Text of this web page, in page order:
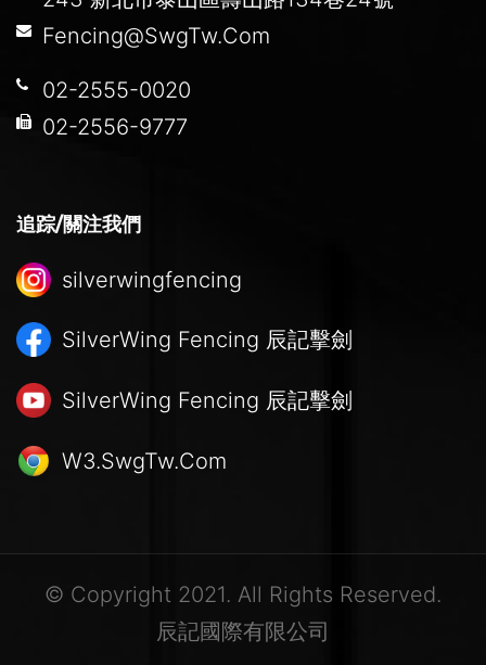
Fencing@SwgTw.Com
02-2555-0020
02-2556-9777
追踪/關注我們
silverwingfencing
SilverWing Fencing 辰記擊劍
SilverWing Fencing 辰記擊劍
W3.SwgTw.Com
© Copyright 2021. All Rights Reserved.
辰記國際有限公司